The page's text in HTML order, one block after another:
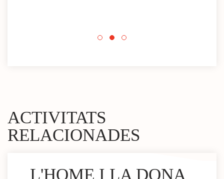
ACTIVITATS
RELACIONADES
L'HOME I LA DONA